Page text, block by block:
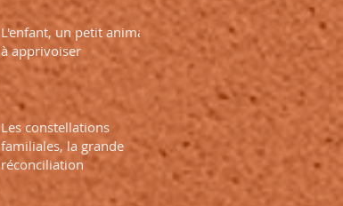
L'enfant, un petit animal
à apprivoiser
Les constellations
familiales, la grande
réconciliation